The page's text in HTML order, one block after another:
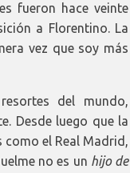
fueron hace veinte
a Florentino. La
vez que soy más
del mundo,
Desde luego que la
el Real Madrid,
no es un hijo de